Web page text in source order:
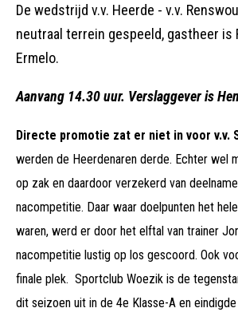
De wedstrijd v.v. Heerde - v.v.
neutraal terrein gespeeld, gastheer is
Ermelo.
Aanvang 14.30 uur. Verslaggever is
Directe promotie zat er niet in voor v.v.
werden de Heerdenaren derde. Echter wel
op zak en daardoor verzekerd van
nacompetitie. Daar waar doelpunten het
waren, werd er door het elftal van trainer
nacompetitie lustig op los gescoord. Ook
finale plek. Sportclub Woezik is de
dit seizoen uit in de 4e Klasse-A en